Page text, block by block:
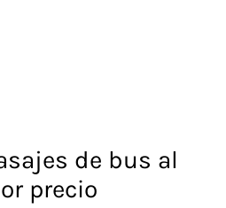
de bus al
precio